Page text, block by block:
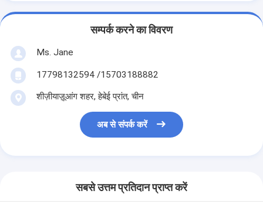
सम्पर्क करने का विवरण
Ms. Jane
17798132594 /15703188882
शीज़ीयाज़ूआंग शहर, हेबेई प्रांत, चीन
अब से संपर्क करें
सबसे उत्तम प्रतिदान प्राप्त करें